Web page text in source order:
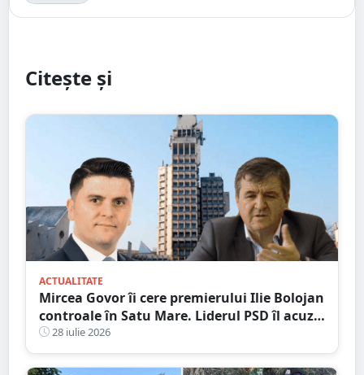
Citește și
ACTUALITATE
Mircea Govor îi cere premierului Ilie Bolojan
controale în Satu Mare. Liderul PSD îl acuză
pe Adrian Cozma de presiuni politice și cere
verificări ample
28 iulie 2026